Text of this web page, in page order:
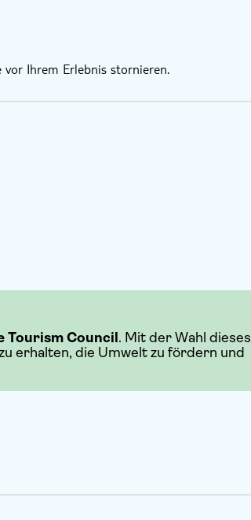
Ihrem Erlebnis stornieren.
Tourism Council . Mit der Wahl dieses
erhalten, die Umwelt zu fördern und